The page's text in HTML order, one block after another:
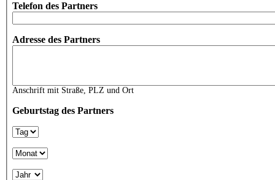
Telefon des Partners
Adresse des Partners
Anschrift mit Straße, PLZ und Ort
Geburtstag des Partners
Tag
Monat
Jahr